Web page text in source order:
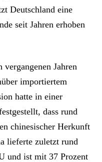
Deutschland eine
seit Jahren erhoben
Jahren
importiertem
hatte in einer
dass rund
chinesischer Herkunft
lieferte zuletzt rund
und ist mit 37 Prozent